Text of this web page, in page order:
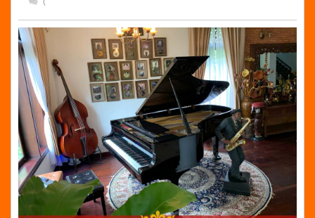
) Bình luận
NS PIANO TUẤN MẠNH | KHÔNG GIAN ĐỂ GRAND
PIANO C7 TẠI CĂN HỘ CỦA MÌNH DO HẢI GRAND
PIANO SETUP CĂN CHỈNH , LÊN DÂY , BẢO HÀNH 10
NĂM
Đọc tiếp